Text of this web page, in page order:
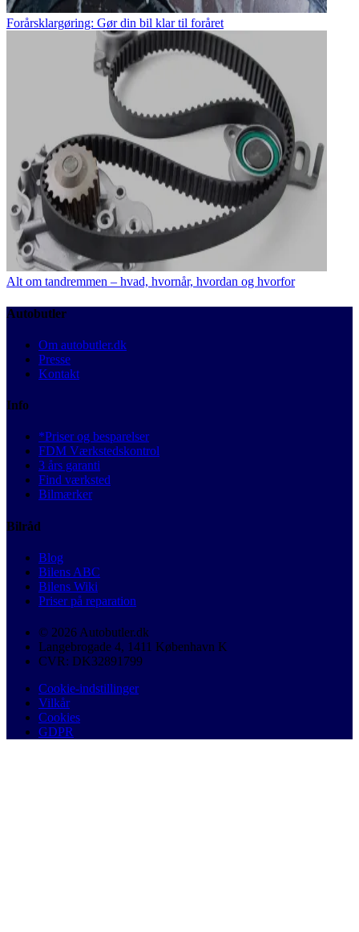
Forårsklargøring: Gør din bil klar til foråret
Alt om tandremmen – hvad, hvornår, hvordan og hvorfor
Autobutler
Om autobutler.dk
Presse
Kontakt
Info
*Priser og besparelser
FDM Værkstedskontrol
3 års garanti
Find værksted
Bilmærker
Bilråd
Blog
Bilens ABC
Bilens Wiki
Priser på reparation
© 2026 Autobutler.dk
Langebrogade 4, 1411 København K
CVR: DK32891799
Cookie-indstillinger
Vilkår
Cookies
GDPR